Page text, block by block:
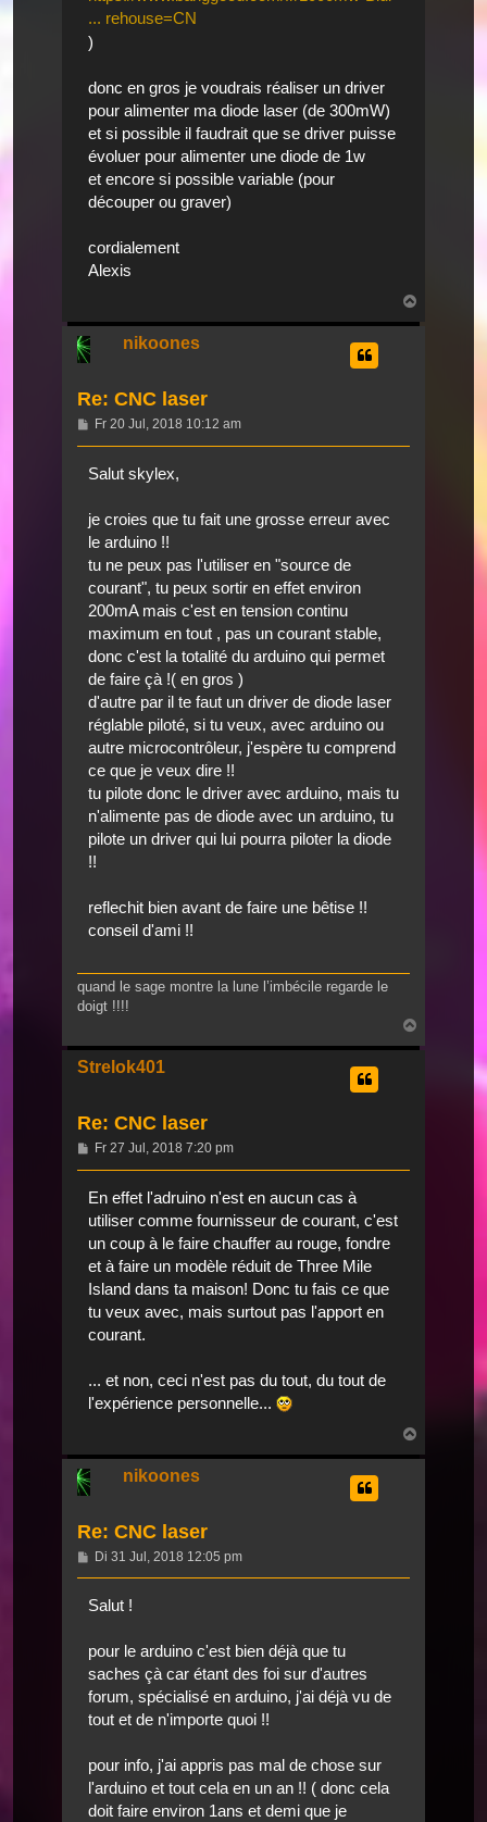
... rehouse=CN
)
donc en gros je voudrais réaliser un driver
pour alimenter ma diode laser (de 300mW)
et si possible il faudrait que se driver puisse
évoluer pour alimenter une diode de 1w
et encore si possible variable (pour
découper ou graver)
cordialement
Alexis
nikoones
Re: CNC laser
Beitrag
Fr 20 Jul, 2018 10:12 am
Salut skylex,
je croies que tu fait une grosse erreur avec
le arduino !!
tu ne peux pas l'utiliser en "source de
courant", tu peux sortir en effet environ
200mA mais c'est en tension continu
maximum en tout , pas un courant stable,
donc c'est la totalité du arduino qui permet
de faire çà !( en gros )
d'autre par il te faut un driver de diode laser
réglable piloté, si tu veux, avec arduino ou
autre microcontrôleur, j'espère tu comprend
ce que je veux dire !!
tu pilote donc le driver avec arduino, mais tu
n'alimente pas de diode avec un arduino, tu
pilote un driver qui lui pourra piloter la diode
!!
reflechit bien avant de faire une bêtise !!
conseil d'ami !!
quand le sage montre la lune l’imbécile regarde le
doigt !!!!
oben
Strelok401
Re: CNC laser
Beitrag
Fr 27 Jul, 2018 7:20 pm
En effet l'adruino n'est en aucun cas à
utiliser comme fournisseur de courant, c'est
un coup à le faire chauffer au rouge, fondre
et à faire un modèle réduit de Three Mile
Island dans ta maison! Donc tu fais ce que
tu veux avec, mais surtout pas l'apport en
courant.
... et non, ceci n'est pas du tout, du tout de
l'expérience personnelle...
oben
nikoones
Re: CNC laser
Beitrag
Di 31 Jul, 2018 12:05 pm
Salut !
pour le arduino c'est bien déjà que tu
saches çà car étant des foi sur d'autres
forum, spécialisé en arduino, j'ai déjà vu de
tout et de n'importe quoi !!
pour info, j'ai appris pas mal de chose sur
l'arduino et tout cela en un an !! ( donc cela
doit faire environ 1ans et demi que je